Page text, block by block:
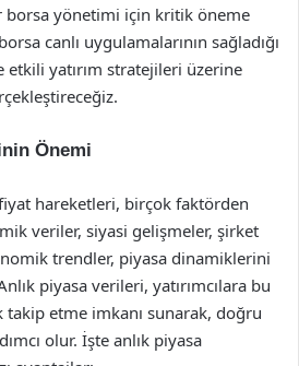
borsa yönetimi için kritik öneme
canlı uygulamalarının sağladığı
yatırım stratejileri üzerine
Önemi
hareketleri, birçok faktörden
veriler, siyasi gelişmeler, şirket
trendler, piyasa dinamiklerini
piyasa verileri, yatırımcılara bu
etme imkanı sunarak, doğru
olur. İşte anlık piyasa